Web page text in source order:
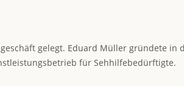
gelegt. Eduard Müller gründete in
für Sehhilfebedürftigte.